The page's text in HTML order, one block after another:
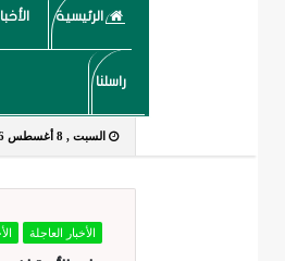
الرئيسية
راسلنا
السبت , 8 أغسطس 2026
الأخبار العاجلة